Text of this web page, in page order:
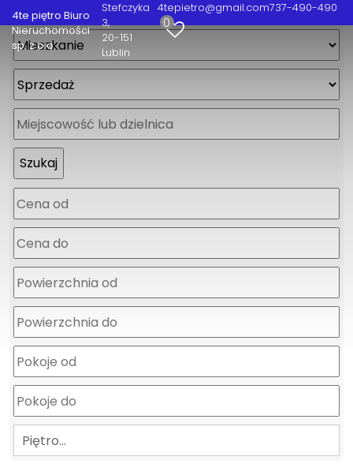
4te piętro Biuro
Nieruchomości
sp. z o.o.
Stefczyka
3
20-151
Lublin
4tepietro@gmail.com737-490-490
0
Piętro…